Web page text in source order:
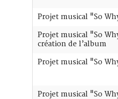
Projet musical "So
Projet musical "So
création de l’album
Projet musical "So
Projet musical "So